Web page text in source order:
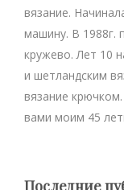
вязание.
машину. В 1988г.
кружево. Лет 10
и шетландским
вязание
вами моим 45
Последние